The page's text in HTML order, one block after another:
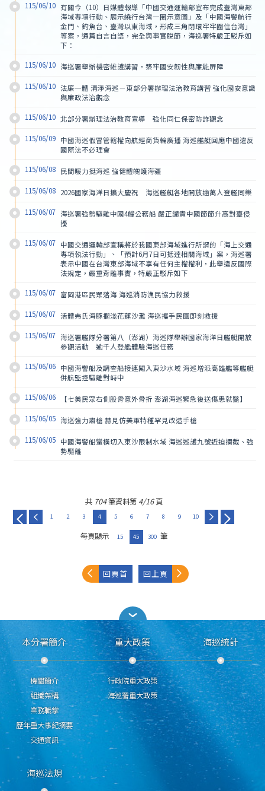
115/06/10 有關今（10）日媒體報導「中國交通運輸部宣布完成臺灣東部
海域專項行動、展示繞行台灣一圈示意圖」及「中國海警航行
金門、釣魚台、臺灣以東海域，形成三角閉環牢牢圍住台灣」
等案，通篇自言自語，完全與事實脫節，海巡署特嚴正駁斥如
下：
115/06/10 海巡署舉辦機密維護講習，築牢國安韌性與廉能屏障
115/06/10 法廉一體 清淨海巡－東部分署辦理法治教育講習 強化國安意識
與廉政法治觀念
115/06/10 北部分署辦理法治教育宣導　強化同仁保密防詐觀念
115/06/09 中國海巡假冒管轄權向航經商貨輪廣播 海巡艦艇回應中國違反
國際法不必理會
115/06/08 民間暖力挺海巡 強健體魄護海疆
115/06/08 2026國家海洋日擴大慶祝　海巡艦艇各地開放逾萬人登艦同樂
115/06/07 海巡署強勢驅離中國4艘公務船 嚴正譴責中國節節升高對臺侵
擾
115/06/07 中國交通運輸部宣稱將於我國東部海域進行所謂的「海上交通
專項執法行動」、「預計6月7日可抵達相關海域」案，海巡署
表示中國在台灣東部海域不享有任何主權權利，此舉違反國際
法規定，嚴重背離事實，特嚴正駁斥如下
115/06/07 富岡港區民眾落海 海巡消防漁民協力救援
115/06/07 活體弗氏海豚擱淺花蓮沙灘 海巡攜手民團即刻救援
115/06/07 海巡署艦隊分署第八（澎湖）海巡隊舉辦國家海洋日艦艇開放
參觀活動　逾千人登艦體驗海巡任務
115/06/06 中國海警船及調查船接連闖入東沙水域 海巡增派高雄艦等艦艇
併航監控驅離對峙中
115/06/06 【七美民眾右側股骨意外骨折 澎湖海巡緊急後送傷患就醫】
115/06/05 海巡強力肅槍 赫見仿美軍特種罕見改造手槍
115/06/05 中國海警船蠻橫切入東沙限制水域 海巡巡護九號近迫攔截、強
勢驅離
共 704筆資料第 4/16頁
1 2 3 4 5 6 7 8 9 10
每頁顯示 15 45 300 筆
回頁首 回上頁
本分署簡介
機關簡介
組織架構
業務職掌
歷年重大事紀摘要
交通資訊
重大政策
行政院重大政策
海巡署重大政策
海巡統計
海巡法規